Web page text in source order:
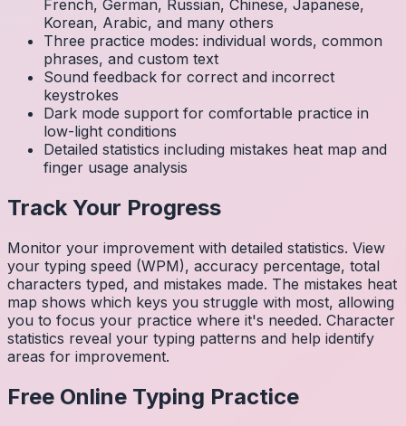
French, German, Russian, Chinese, Japanese,
Korean, Arabic, and many others
Three practice modes: individual words, common
phrases, and custom text
Sound feedback for correct and incorrect
keystrokes
Dark mode support for comfortable practice in
low-light conditions
Detailed statistics including mistakes heat map and
finger usage analysis
Track Your Progress
Monitor your improvement with detailed statistics. View
your typing speed (WPM), accuracy percentage, total
characters typed, and mistakes made. The mistakes heat
map shows which keys you struggle with most, allowing
you to focus your practice where it's needed. Character
statistics reveal your typing patterns and help identify
areas for improvement.
Free Online Typing Practice